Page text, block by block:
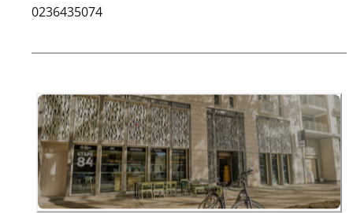
0236435074